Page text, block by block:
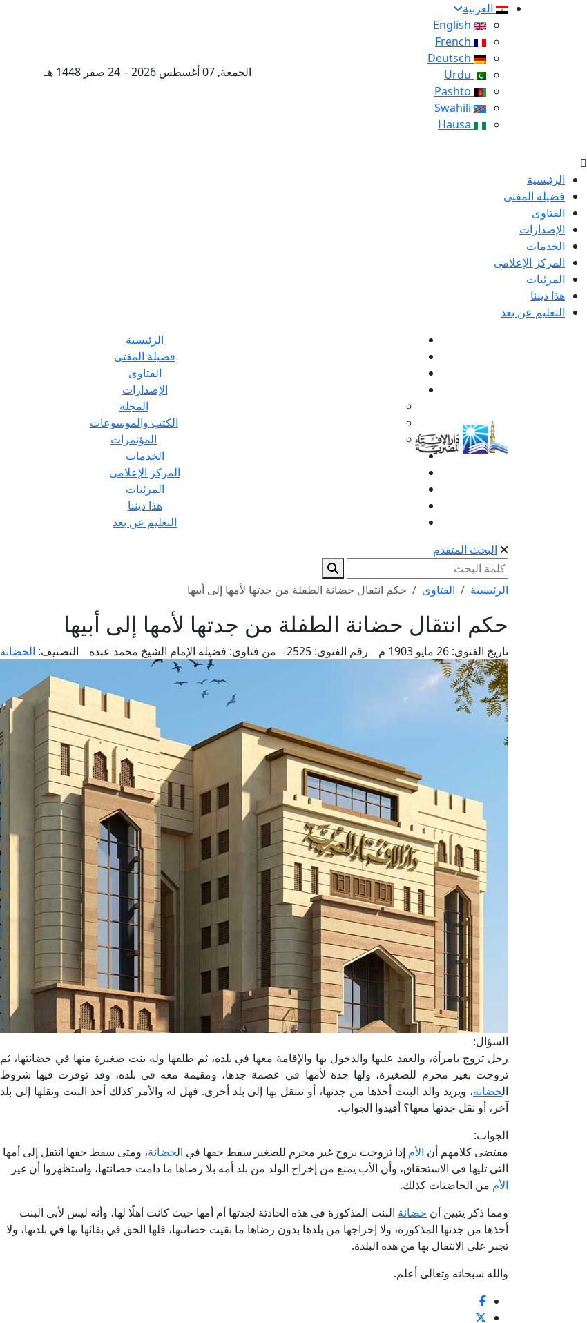
العربية
الجمعة, 07 أغسطس 2026 – 24 صفر 1448 هـ
الرئيسية
فضيلة المفتى
الفتاوى
الإصدارات
الخدمات
المركز الإعلامى
المرئيات
هذا ديننا
التعليم عن بعد
الرئيسية
فضيلة المفتى
الفتاوى
الإصدارات
المجلة
الكتب والموسوعات
المؤتمرات
الخدمات
المركز الإعلامى
المرئيات
هذا ديننا
التعليم عن بعد
البحث المتقدم
الرئيسية الفتاوى حكم انتقال حضانة الطفلة من جدتها لأمها إلى أبيها
حكم انتقال حضانة الطفلة من جدتها لأمها إلى أبيها
تاريخ الفتوى: رقم الفتوى: من فتاوى: فضيلة الإمام الشيخ محمد عبده التصنيف: الحضانة
السؤال:
رجل تزوج بامرأة، والعقد عليها والدخول بها والإقامة معها في بلده، ثم طلقها وله بنت صغيرة منها في حضانتها، ثم
تزوجت بغير محرم للصغيرة، ولها جدة لأمها في عصمة جدها، ومقيمة معه في بلده، وقد توفرت فيها شروط
الحضانة، ويريد والد البنت أخذها من جدتها، أو تنتقل بها إلى بلد أخرى. فهل له والأمر كذلك أخذ البنت ونقلها إلى بلد
آخر، أو نقل جدتها معها؟ أفيدوا الجواب.
الجواب:
مقتضى كلامهم أن الأم إذا تزوجت بزوج غير محرم للصغير سقط حقها في الحضانة، ومتى سقط حقها انتقل إلى أمها
التي تليها في الاستحقاق، وأن الأب يمنع من إخراج الولد من بلد أمه بلا رضاها ما دامت حضانتها، واستظهروا أن غير
الأم من الحاضنات كذلك.
ومما ذكر يتبين أن حضانة البنت المذكورة في هذه الحادثة لجدتها أم أمها حيث كانت أهلًا لها، وأنه ليس لأبي البنت
أخذها من جدتها المذكورة، ولا إخراجها من بلدها بدون رضاها ما بقيت حضانتها، فلها الحق في بقائها بها في بلدتها، ولا
تجبر على الانتقال بها من هذه البلدة.
والله سبحانه وتعالى أعلم.